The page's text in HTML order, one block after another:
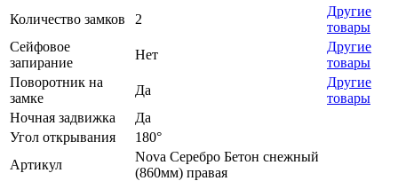
Количество замков
2
Другие
товары
Сейфовое
запирание
Нет
Другие
товары
Поворотник на
замке
Да
Другие
товары
Ночная задвижка
Да
Угол открывания
180°
Артикул
Nova Серебро Бетон снежный
(860мм) правая